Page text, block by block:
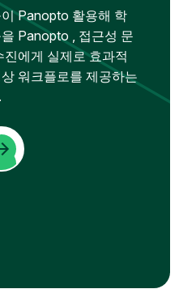
Panopto 활용해 학
Panopto , 접근성 문
에게 실제로 효과적
워크플로를 제공하는